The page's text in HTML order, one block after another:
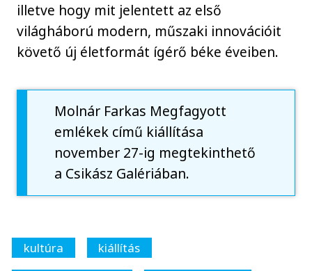
illetve hogy mit jelentett az első
világháború modern, műszaki innovációit
követő új életformát ígérő béke éveiben.
Molnár Farkas Megfagyott
emlékek című kiállítása
november 27-ig megtekinthető
a Csikász Galériában.
kultúra
kiállítás